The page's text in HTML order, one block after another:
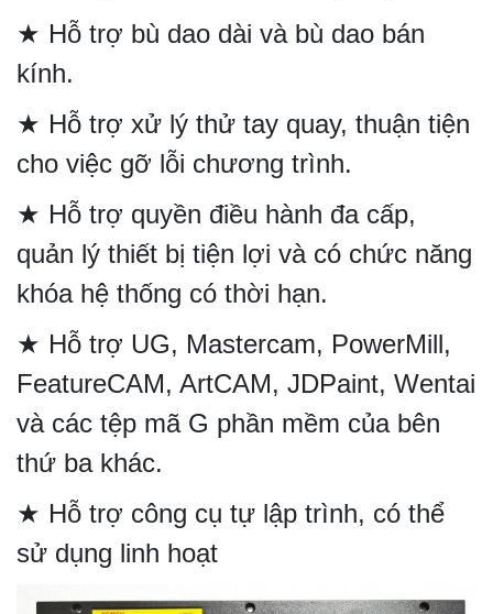
★ Hỗ trợ bù dao dài và bù dao bán
kính.
★ Hỗ trợ xử lý thử tay quay, thuận tiện
cho việc gỡ lỗi chương trình.
★ Hỗ trợ quyền điều hành đa cấp,
quản lý thiết bị tiện lợi và có chức năng
khóa hệ thống có thời hạn.
★ Hỗ trợ UG, Mastercam, PowerMill,
FeatureCAM, ArtCAM, JDPaint, Wentai
và các tệp mã G phần mềm của bên
thứ ba khác.
★ Hỗ trợ công cụ tự lập trình, có thể
sử dụng linh hoạt